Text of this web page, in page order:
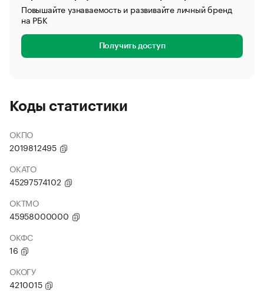
Повышайте узнаваемость и развивайте личный бренд
на РБК
Получить доступ
Коды статистики
ОКПО
2019812495
ОКАТО
45297574102
ОКТМО
45958000000
ОКФС
16
ОКОГУ
4210015